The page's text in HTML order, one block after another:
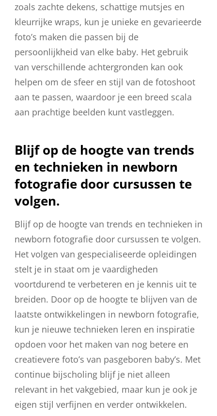
zoals zachte dekens, schattige mutsjes en
kleurrijke wraps, kun je unieke en gevarieerde
foto’s maken die passen bij de
persoonlijkheid van elke baby. Het gebruik
van verschillende achtergronden kan ook
helpen om de sfeer en stijl van de fotoshoot
aan te passen, waardoor je een breed scala
aan prachtige beelden kunt vastleggen.
Blijf op de hoogte van trends
en technieken in newborn
fotografie door cursussen te
volgen.
Blijf op de hoogte van trends en technieken in
newborn fotografie door cursussen te volgen.
Het volgen van gespecialiseerde opleidingen
stelt je in staat om je vaardigheden
voortdurend te verbeteren en je kennis uit te
breiden. Door op de hoogte te blijven van de
laatste ontwikkelingen in newborn fotografie,
kun je nieuwe technieken leren en inspiratie
opdoen voor het maken van nog betere en
creatievere foto’s van pasgeboren baby’s. Met
continue bijscholing blijf je niet alleen
relevant in het vakgebied, maar kun je ook je
eigen stijl verfijnen en verder ontwikkelen.